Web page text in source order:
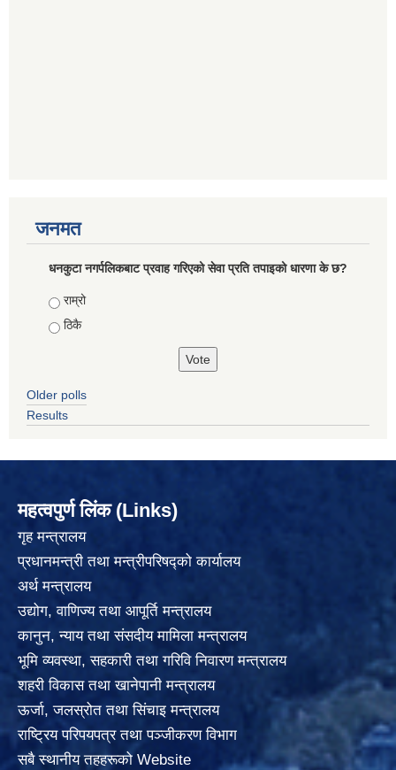
जनमत
धनकुटा नगर्पलिकबाट प्रवाह गरिएको सेवा प्रति तपाइको धारणा के छ?
Choices
राम्रो
ठिकै
Older polls
Results
महत्वपुर्ण लिंक (Links)
गृह मन्त्रालय
प्रधानमन्त्री तथा मन्त्रीपरिषद्को कार्यालय
अर्थ मन्त्रालय
उद्योग, वाणिज्य तथा आपूर्ति मन्त्रालय
कानुन, न्याय तथा संसदीय मामिला मन्त्रालय
भूमि व्यवस्था, सहकारी तथा गरिवि निवारण मन्त्रालय
शहरी विकास तथा खानेपानी मन्त्रालय
ऊर्जा, जलस्रोत तथा सिंचाइ मन्त्रालय
राष्ट्रिय परिपयपत्र तथा पञ्जीकरण विभाग
सबै स्थानीय तहहरूको Website